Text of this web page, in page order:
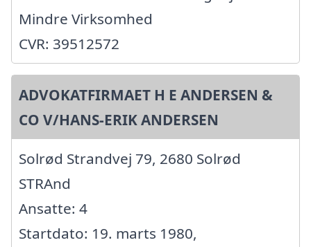
Mindre Virksomhed
CVR: 39512572
ADVOKATFIRMAET H E ANDERSEN &
CO V/HANS-ERIK ANDERSEN
Solrød Strandvej 79, 2680 Solrød
STRAnd
Ansatte: 4
Startdato: 19. marts 1980,